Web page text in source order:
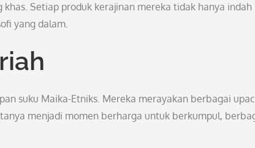
Setiap produk kerajinan mereka tidak hanya indah
yang dalam.
suku Maika-Etniks. Mereka merayakan berbagai
menjadi momen berharga untuk berkumpul,